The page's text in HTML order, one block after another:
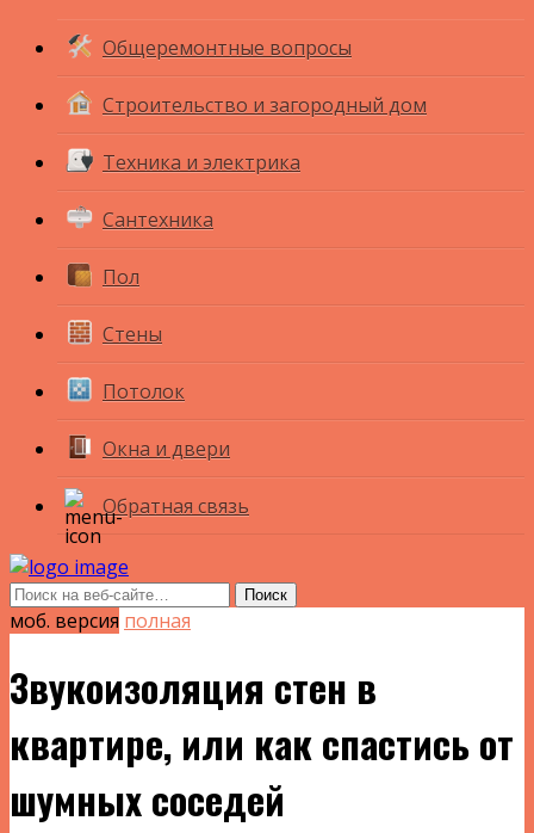
Общеремонтные вопросы
Строительство и загородный дом
Техника и электрика
Сантехника
Пол
Стены
Потолок
Окна и двери
Обратная связь
моб. версия полная
Звукоизоляция стен в
квартире, или как спастись от
шумных соседей